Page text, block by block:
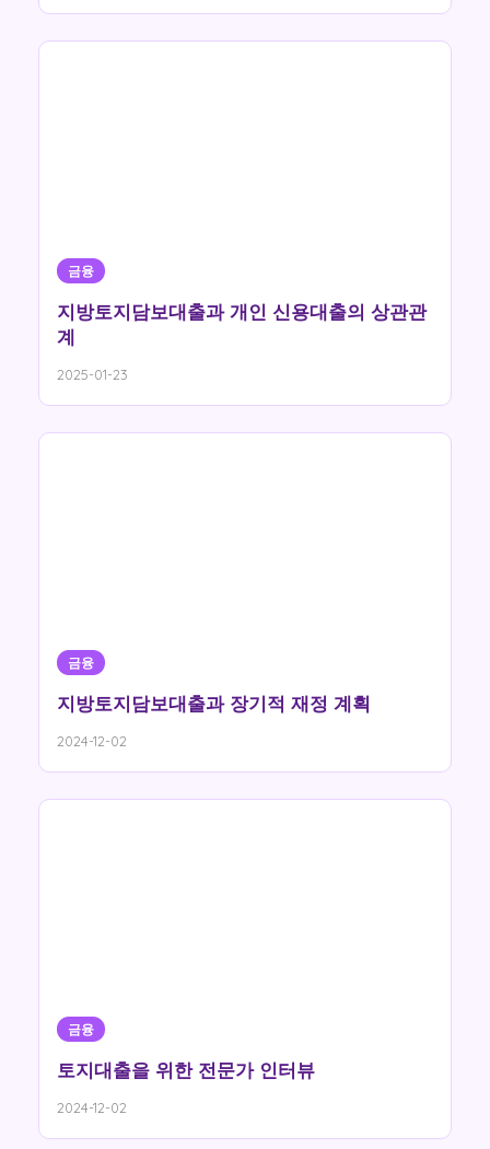
금융
지방토지담보대출과 개인 신용대출의 상관관
계
2025-01-23
금융
지방토지담보대출과 장기적 재정 계획
2024-12-02
금융
토지대출을 위한 전문가 인터뷰
2024-12-02